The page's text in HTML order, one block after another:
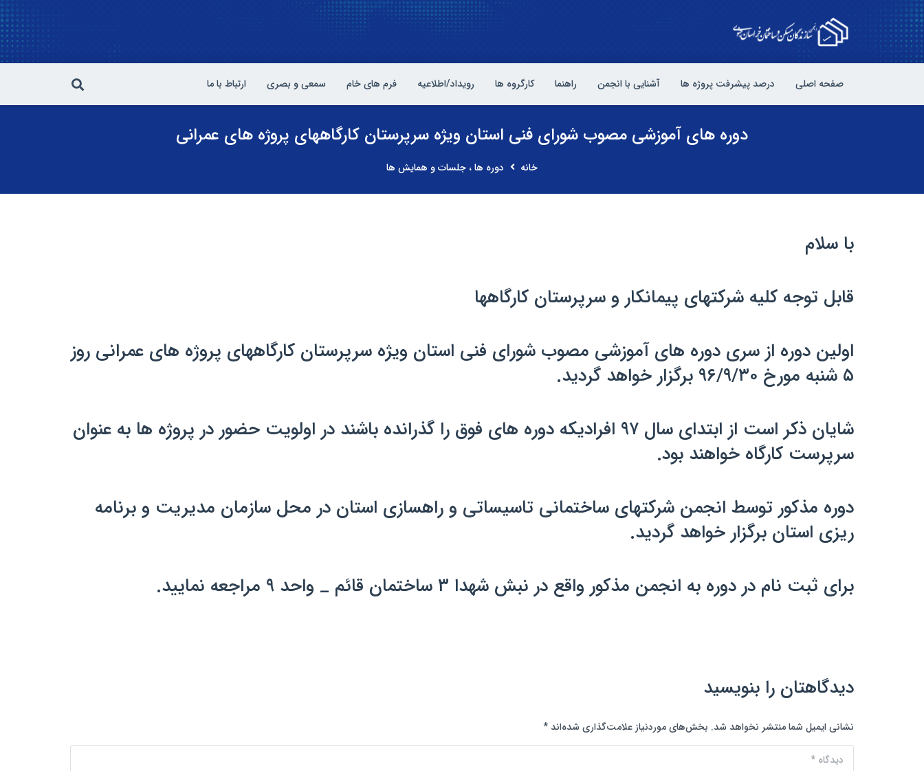
صفحه اصلی درصد پیشرفت پروژه ها آشنایی با انجمن راهنما کارگروه ها رویداد/اطلاعیه فرم های خام سمعی و بصری ارتباط با ما
دوره های آموزشی مصوب شورای فنی استان ویژه سرپرستان کارگاههای پروژه های عمرانی
خانه دوره ها ، جلسات و همایش ها
با سلام
قابل توجه کلیه شرکتهای پیمانکار و سرپرستان کارگاهها
اولین دوره از سری دوره های آموزشی مصوب شورای فنی استان ویژه سرپرستان کارگاههای پروژه های عمرانی روز
۵ شنبه مورخ ۹۶/۹/۳۰ برگزار خواهد گردید.
شایان ذکر است از ابتدای سال ۹۷ افرادیکه دوره های فوق را گذرانده باشند در اولویت حضور در پروژه ها به عنوان
سرپرست کارگاه خواهند بود.
دوره مذکور توسط انجمن شرکتهای ساختمانی تاسیساتی و راهسازی استان در محل سازمان مدیریت و برنامه
ریزی استان برگزار خواهد گردید.
برای ثبت نام در دوره به انجمن مذکور واقع در نبش شهدا ۳ ساختمان قائم _ واحد ۹ مراجعه نمایید.
دیدگاهتان را بنویسید
نشانی ایمیل شما منتشر نخواهد شد. بخش‌های موردنیاز علامت‌گذاری شده‌اند *